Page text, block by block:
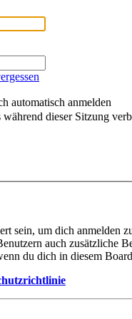
automatisch anmelden
dieser Sitzung
sein, um dich
auch zusätzliche
du dich in diesem